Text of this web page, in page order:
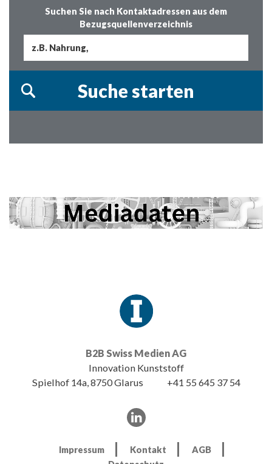
Suchen Sie nach Kontaktadressen aus dem
Bezugsquellenverzeichnis
B2B Swiss Medien AG
Innovation Kunststoff
Spielhof 14a, 8750 Glarus
+41 55 645 37 54
Impressum Kontakt
AGB